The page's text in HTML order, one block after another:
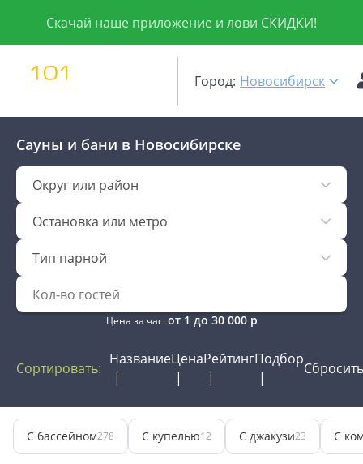
Скачай наше приложение и лови СКИДКИ!
Город: Новосибирск
Сауны и бани в Новосибирске
Округ или район
Остановка или метро
Тип парной
Цена за час:от 1 до 30 000р
Сортировать:
НазваниеЦенаРейтингПодбор
Сбросить
С бассейном278 С купелью12 С джакузи23 С